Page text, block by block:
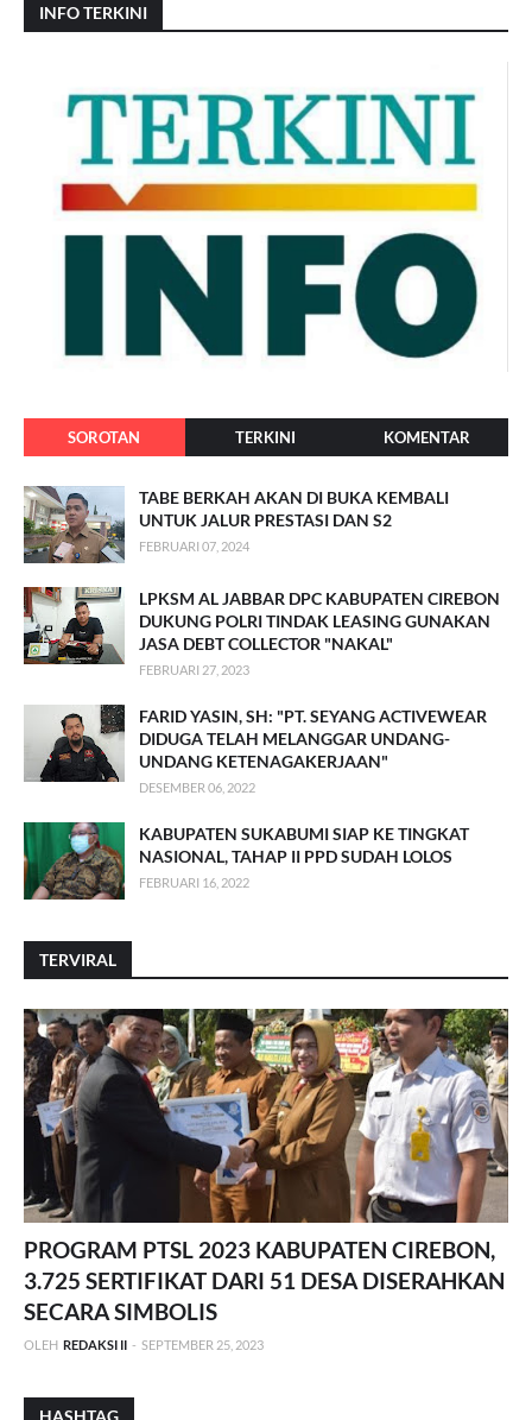
INFO TERKINI
SOROTAN TERKINI KOMENTAR
TABE BERKAH AKAN DI BUKA KEMBALI
UNTUK JALUR PRESTASI DAN S2
FEBRUARI 07, 2024
LPKSM AL JABBAR DPC KABUPATEN CIREBON
DUKUNG POLRI TINDAK LEASING GUNAKAN
JASA DEBT COLLECTOR "NAKAL"
FEBRUARI 27, 2023
FARID YASIN, SH: "PT. SEYANG ACTIVEWEAR
DIDUGA TELAH MELANGGAR UNDANG-
UNDANG KETENAGAKERJAAN"
DESEMBER 06, 2022
KABUPATEN SUKABUMI SIAP KE TINGKAT
NASIONAL, TAHAP II PPD SUDAH LOLOS
FEBRUARI 16, 2022
TERVIRAL
PROGRAM PTSL 2023 KABUPATEN CIREBON,
3.725 SERTIFIKAT DARI 51 DESA DISERAHKAN
SECARA SIMBOLIS
OLEH REDAKSI II - SEPTEMBER 25, 2023